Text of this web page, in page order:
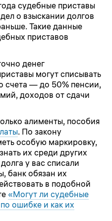
судебные приставы
о взыскании долгов
Такие данные
приставов
денег
могут списывать
счета — до 50% пенсии,
доходов от сдачи
алименты, пособия
. По закону
особую маркировку,
их среди других
у вас списали
банк обязан их
в подобной
«Могут ли судебные
ошибке и как их